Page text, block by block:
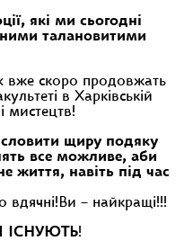
які ми сьогодні
талановитими
вже скоро продовжать
в Харківській
мистецтв!
щиру подяку
все можливе, аби
життя, навіть під час
вдячні!Ви – найкращі!!!
IСНУЮТЬ!